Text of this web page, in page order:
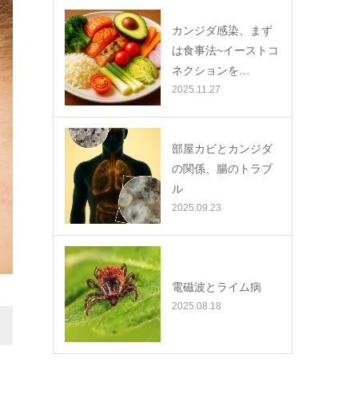
カンジダ感染、まず
は食事法~イーストコ
ネクションを…
2025.11.27
部屋カビとカンジダ
の関係、腸のトラブ
ル
2025.09.23
電磁波とライム病
2025.08.18